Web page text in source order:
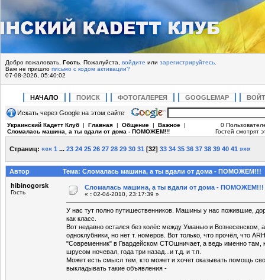
Добро пожаловать, Гость . Пожалуйста, войдите или зарегистрируйтесь
Вам не пришло письмо с кодом активации?
07-08-2026, 05:40:02
НАЧАЛО ПОИСК ФОТОГАЛЕРЕЯ GOOGLEMAP
Искать через Google на этом сайте
Украинский Кадетт Клуб | Главная | Общение | Важное |
Сломалась машина, а ты вдали от дома - ПОМОЖЕМ!!!
0
Гостей смотрят
Страниц: ««« 1 ... 23 24 25 26 27 28 29 30 31 [32] 33 34 35 36 37 38 39 40 41 »»»
Автор
Тема: Сломалась машина, а ты вдали от дома - ПОМОЖЕМ!!!
hibinogorsk
Гость
Сломалась машина, а ты вдали от дома - ПОМОЖЕМ!!!
« : 02-04-2010, 23:17:39 »
У нас тут полно путишественников. Машины у нас пожившие,
как класс.
Вот недавно остался без колёс между Уманью и Вознесенском,
одноклубники, но нет т. номеров. Вот только, что прочёл, что
"Современник" в Гвардейском СТОшничает, а ведь именно там,
шрусом ночевал, года три назад...и т.д. и т.п.
Может есть смысл тем, кто может и хочет оказывать помощь
выкладывать такие объявления -